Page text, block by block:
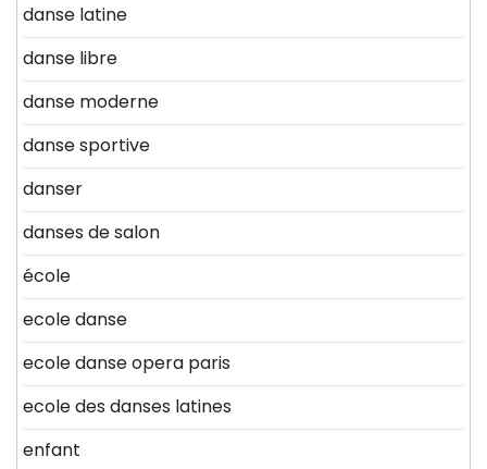
danse latine
danse libre
danse moderne
danse sportive
danser
danses de salon
école
ecole danse
ecole danse opera paris
ecole des danses latines
enfant